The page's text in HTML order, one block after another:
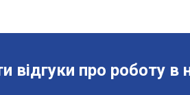
відгуки про роботу в